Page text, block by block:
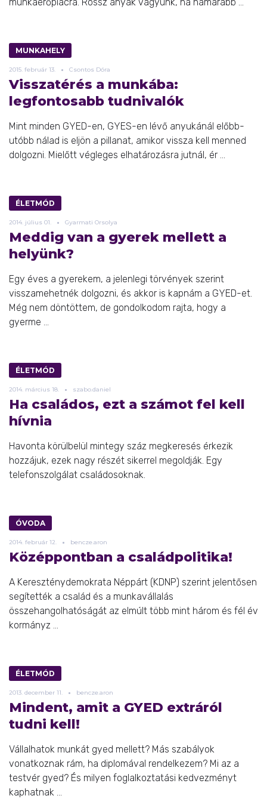
MUNKAHELY
2015. február 13. Csontos Dóra
Visszatérés a munkába:
legfontosabb tudnivalók
Mint minden GYED-en, GYES-en lévő anyukánál előbb-
utóbb nálad is eljön a pillanat, amikor vissza kell menned
dolgozni. Mielőtt végleges elhatározásra jutnál, ér ...
ÉLETMÓD
2014. július 01. Gyarmati Orsolya
Meddig van a gyerek mellett a
helyünk?
Egy éves a gyerekem, a jelenlegi törvények szerint
visszamehetnék dolgozni, és akkor is kapnám a GYED-et.
Még nem döntöttem, de gondolkodom rajta, hogy a
gyerme ...
ÉLETMÓD
2014. március 18. szabo.daniel
Ha családos, ezt a számot fel kell
hívnia
Havonta körülbelül mintegy száz megkeresés érkezik
hozzájuk, ezek nagy részét sikerrel megoldják. Egy
telefonszolgálat családosoknak.
ÓVODA
2014. február 12. bencze.aron
Középpontban a családpolitika!
A Kereszténydemokrata Néppárt (KDNP) szerint jelentősen
segítették a család és a munkavállalás
összehangolhatóságát az elmúlt több mint három és fél év
kormányz ...
ÉLETMÓD
2013. december 11. bencze.aron
Mindent, amit a GYED extráról
tudni kell!
Vállalhatok munkát gyed mellett? Más szabályok
vonatkoznak rám, ha diplomával rendelkezem? Mi az a
testvér gyed? És milyen foglalkoztatási kedvezményt
kaphatnak ...